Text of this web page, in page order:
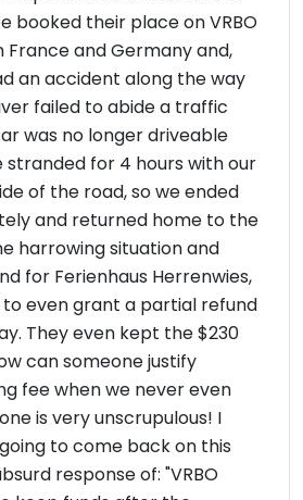
booked their place on VRBO
and Germany and,
an accident along the way
failed to abide a traffic
was no longer driveable
stranded for 4 hours with our
of the road, so we ended
and returned home to the
harrowing situation and
for Ferienhaus Herrenwies,
even grant a partial refund
They even kept the $230
can someone justify
fee when we never even
is very unscrupulous! I
to come back on this
response of: "VRBO